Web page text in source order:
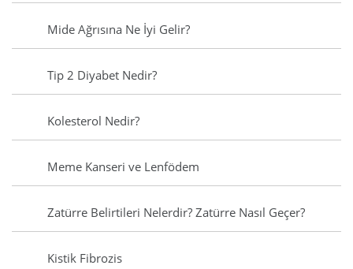
Mide Ağrısına Ne İyi Gelir?
Tip 2 Diyabet Nedir?
Kolesterol Nedir?
Meme Kanseri ve Lenfödem
Zatürre Belirtileri Nelerdir? Zatürre Nasıl Geçer?
Kistik Fibrozis